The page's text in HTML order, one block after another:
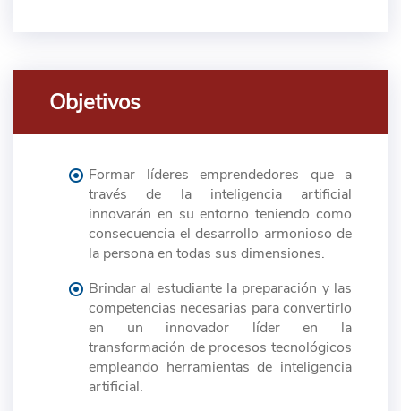
Objetivos
Formar líderes emprendedores que a
través de la inteligencia artificial
innovarán en su entorno teniendo como
consecuencia el desarrollo armonioso de
la persona en todas sus dimensiones.
Brindar al estudiante la preparación y las
competencias necesarias para convertirlo
en un innovador líder en la
transformación de procesos tecnológicos
empleando herramientas de inteligencia
artificial.